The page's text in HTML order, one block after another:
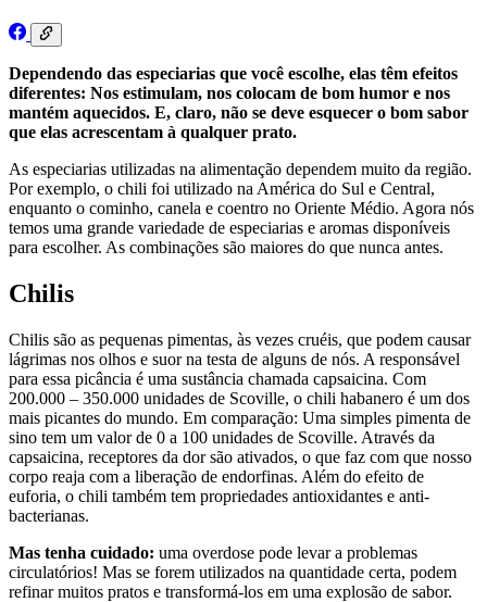
Dependendo das especiarias que você escolhe, elas têm efeitos
diferentes: Nos estimulam, nos colocam de bom humor e nos
mantém aquecidos. E, claro, não se deve esquecer o bom sabor
que elas acrescentam à qualquer prato.
As especiarias utilizadas na alimentação dependem muito da região.
Por exemplo, o chili foi utilizado na América do Sul e Central,
enquanto o cominho, canela e coentro no Oriente Médio. Agora nós
temos uma grande variedade de especiarias e aromas disponíveis
para escolher. As combinações são maiores do que nunca antes.
Chilis
Chilis são as pequenas pimentas, às vezes cruéis, que podem causar
lágrimas nos olhos e suor na testa de alguns de nós. A responsável
para essa picância é uma sustância chamada capsaicina. Com
200.000 – 350.000 unidades de Scoville, o chili habanero é um dos
mais picantes do mundo. Em comparação: Uma simples pimenta de
sino tem um valor de 0 a 100 unidades de Scoville. Através da
capsaicina, receptores da dor são ativados, o que faz com que nosso
corpo reaja com a liberação de endorfinas. Além do efeito de
euforia, o chili também tem propriedades antioxidantes e anti-
bacterianas.
Mas tenha cuidado: uma overdose pode levar a problemas
circulatórios! Mas se forem utilizados na quantidade certa, podem
refinar muitos pratos e transformá-los em uma explosão de sabor.